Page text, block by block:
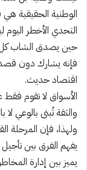
الوطنية الحقيقية
التحدي الأخطر
حين يصدق الشاب كل
فإنه يشارك دون
اقتصاد حديث.
الأسواق لا تقوم فقط
والثقة تُبنى بالوعي لا
ولهذا، فإن المرحلة
يفهم الفرق بين تأجيل
يميز بين إدارة